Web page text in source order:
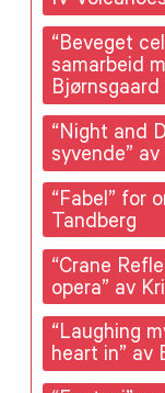
“Beveget
samarbeid
Bjørnsgaard
“Night and
syvende”
“Fabel” for
Tandberg
“Crane
opera” av
“Laughing
heart in” av